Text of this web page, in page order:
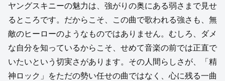
ヤングスキニーの魅力は、強がりの奥にある弱さまで見せ
るところです。だからこそ、この曲で歌われる強さも、無
敵のヒーローのようなものではありません。むしろ、ダメ
な自分を知っているからこそ、せめて音楽の前では正直で
いたいという切実さがあります。その人間らしさが、「精
神ロック」をただの勢い任せの曲ではなく、心に残る一曲